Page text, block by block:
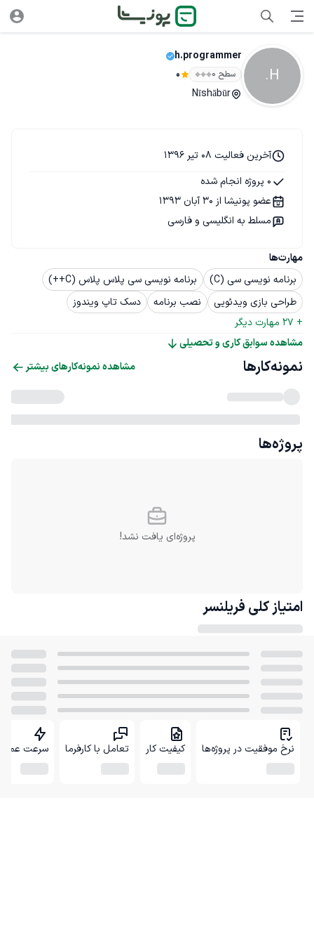
H.
h.programmer
سطح ۰ 0
Nīshābūr
مهارت‌ها
برنامه نویسی سی (C)
برنامه نویسی سی پلاس پلاس (C++)
طراحی بازی ویدئویی
نصب برنامه
دسک تاپ ویندوز
+
27 مهارت دیگر
مشاهده سوابق کاری و تحصیلی
آخرین فعالیت 08 تیر 1396
0 پروژه انجام شده
عضو پونیشا از 30 آبان 1393
مسلط به انگلیسی و فارسی
نمونه‌کارها مشاهده نمونه‌کارهای بیشتر
پروژه‌ها
پروژه‌ای یافت نشد!
امتیاز کلی فریلنسر
نرخ موفقیت در پروژه‌ها کیفیت کار تعامل با کارفرما سرعت عمل